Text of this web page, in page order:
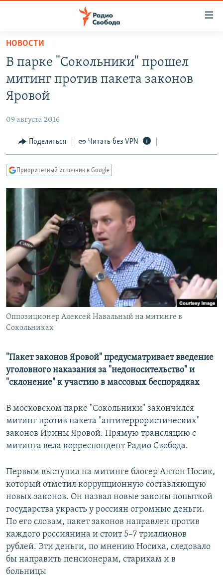
упрощенного
доступа
основному
Вернутся
Вернутся
ПРОГРАММЫ
ПОДКАСТЫ
АВТОРСКИЕ ПРОЕКТЫ
МНЕНИЯ
КУЛЬТУРА
КАВКАЗ.РЕАЛИИ
СЕВЕР.РЕАЛИИ
СИБИРЬ.РЕАЛИИ
РАСПИСАНИЕ ВЕЩАНИЯ
ПОДПИШИТЕСЬ НА РАССЫЛКУ
СОЦИАЛЬНЫЕ СЕТИ
НОВОСТИ
В парке "Сокольники" прошел
митинг против пакета законов
Яровой
09 августа 2016
Поделиться Читать без VPN
Приоритетный источник в Google
Оппозиционер Алексей Навальный на митинге в
Сокольниках
"Пакет законов Яровой" предусматривает введение
уголовного наказания за "недоносительство" и
"склонение" к участию в массовых беспорядках
В московском парке "Сокольники" закончился
митинг против пакета "антитеррористических"
законов Ирины Яровой. Прямую трансляцию с
митинга вела корреспондент Радио Свобода.
Первым выступил на митинге блогер Антон Носик,
который отметил коррупционную составляющую
новых законов. Он назвал новые законы попыткой
государства украсть у россиян огромные деньги.
По его словам, пакет законов направлен против
каждого россиянина и стоит 5–7 триллионов
рублей. Эти деньги, по мнению Носика, следовало
бы направить пенсионерам, старикам и в
больницы